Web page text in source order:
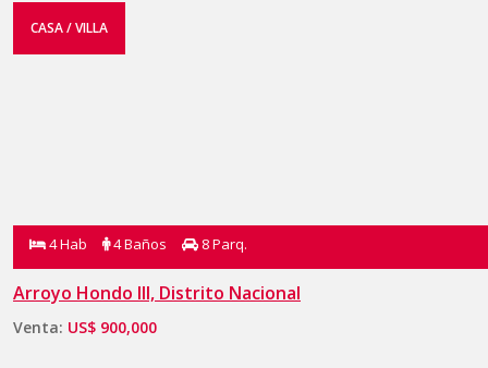
CASA / VILLA
4 Hab 4 Baños 8 Parq.
Arroyo Hondo III, Distrito Nacional
Venta: US$ 900,000